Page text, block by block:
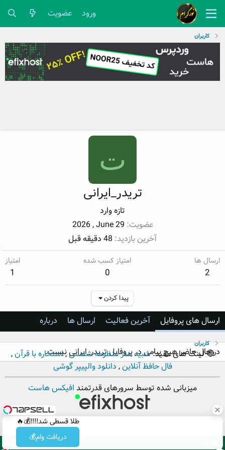
ورود عضویت
کاربران
طلا قسطی شد!!!!💰🔥
دریافت وام💰
ت
تریدر_ایرانی
تازه وارد
عضویت 2026 , June 29
آخرین بازدید 48 دقیقه قبل
ارسال ها
2
امتیاز کسب شده
0
امتیاز
1
پیدا کردن
ارسال های پروفایل آخرین فعالیت ارسال ها درباره
در حال حاضر هیچ پیامی در پروفایل تریدر_ایرانی نیست.
کاربران
🔴 لینک های مفید:شبیه ساز منظومه شمسی,استخاره با قرآن,
فال حافظ آنلاین, دانلود والپیپر گوشی
میزبانی شده توسط سرورهای قدرتمند افیکس هاست